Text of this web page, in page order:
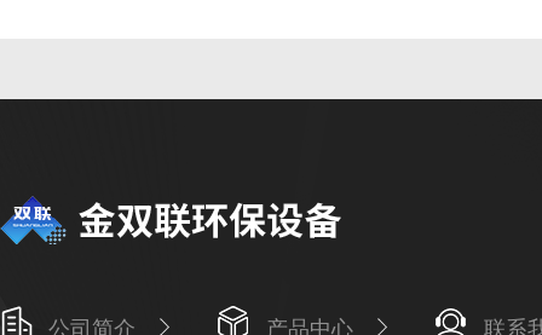
公司简介 产品中心 联系